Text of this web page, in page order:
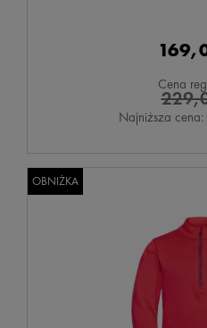
Cena
Najniższa cena:
OBNIŻKA